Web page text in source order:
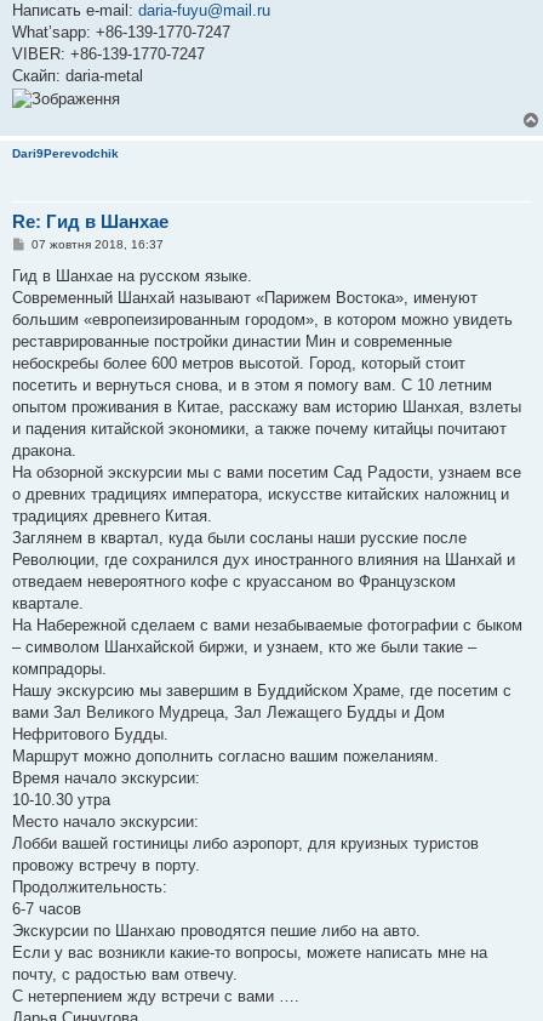
Написать e-mail: daria-fuyu@mail.ru
What’sapp: +86-139-1770-7247
VIBER: +86-139-1770-7247
Скайп: daria-metal
Dari9Perevodchik
Re: Гид в Шанхае
П
в
і
д
о
л
е
н
я
07 жовтня 2018, 16:37
Гид в Шанхае на русском языке.
Современный Шанхай называют «Парижем Востока», именуют
большим «европеизированным городом», в котором можно увидеть
реставрированные постройки династии Мин и современные
небоскребы более 600 метров высотой. Город, который стоит
посетить и вернуться снова, и в этом я помогу вам. С 10 летним
опытом проживания в Китае, расскажу вам историю Шанхая, взлеты
и падения китайской экономики, а также почему китайцы почитают
дракона.
На обзорной экскурсии мы с вами посетим Сад Радости, узнаем все
о древних традициях императора, искусстве китайских наложниц и
традициях древнего Китая.
Заглянем в квартал, куда были сосланы наши русские после
Революции, где сохранился дух иностранного влияния на Шанхай и
отведаем невероятного кофе с круассаном во Французском
квартале.
На Набережной сделаем с вами незабываемые фотографии с быком
– символом Шанхайской биржи, и узнаем, кто же были такие –
компрадоры.
Нашу экскурсию мы завершим в Буддийском Храме, где посетим с
вами Зал Великого Мудреца, Зал Лежащего Будды и Дом
Нефритового Будды.
Маршрут можно дополнить согласно вашим пожеланиям.
Время начало экскурсии:
10-10.30 утра
Место начало экскурсии:
Лобби вашей гостиницы либо аэропорт, для круизных туристов
провожу встречу в порту.
Продолжительность:
6-7 часов
Экскурсии по Шанхаю проводятся пешие либо на авто.
Если у вас возникли какие-то вопросы, можете написать мне на
почту, с радостью вам отвечу.
С нетерпением жду встречи с вами ….